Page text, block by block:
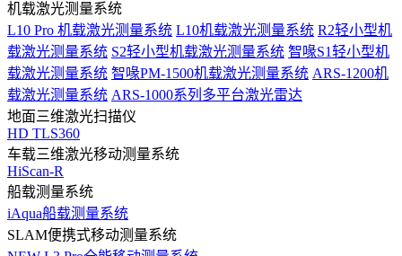
机载激光测量系统
L10 Pro 机载激光测量系统 L10机载激光测量系统 R2轻小型机
载激光测量系统 S2轻小型机载激光测量系统 智喙S1轻小型机
载激光测量系统 智喙PM-1500机载激光测量系统 ARS-1200机
载激光测量系统 ARS-1000系列多平台激光雷达
地面三维激光扫描仪
HD TLS360
车载三维激光移动测量系统
HiScan-R
船载测量系统
iAqua船载测量系统
SLAM便携式移动测量系统